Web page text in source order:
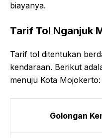
biayanya.
Tarif Tol Nganjuk
Tarif tol ditentukan
kendaraan. Berikut
menuju Kota Mojokerto:
Golongan